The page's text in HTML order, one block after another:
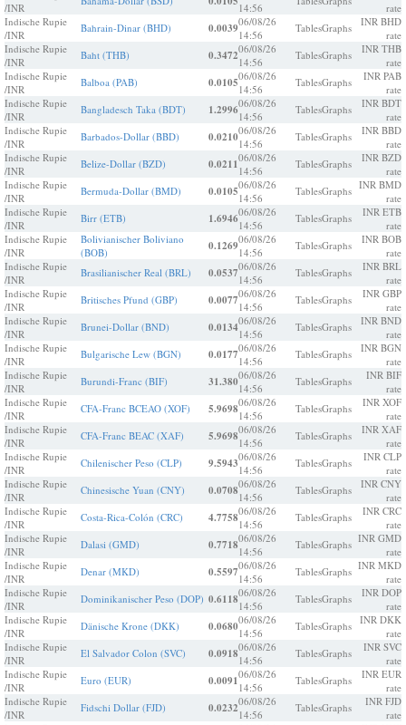
/INR
14:56
rate
Indische Rupie
/INR
Bahrain-Dinar (BHD) 0.003906/08/26
14:56
TablesGraphs
INR BHD
rate
Indische Rupie
/INR
Baht (THB) 0.347206/08/26
14:56
TablesGraphs
INR THB
rate
Indische Rupie
/INR
Balboa (PAB) 0.010506/08/26
14:56
TablesGraphs
INR PAB
rate
Indische Rupie
/INR
Bangladesch Taka (BDT) 1.299606/08/26
14:56
TablesGraphs
INR BDT
rate
Indische Rupie
/INR
Barbados-Dollar (BBD) 0.021006/08/26
14:56
TablesGraphs
INR BBD
rate
Indische Rupie
/INR
Belize-Dollar (BZD) 0.021106/08/26
14:56
TablesGraphs
INR BZD
rate
Indische Rupie
/INR
Bermuda-Dollar (BMD) 0.010506/08/26
14:56
TablesGraphs INR BMD
rate
Indische Rupie
/INR
Birr (ETB) 1.694606/08/26
14:56
TablesGraphs
INR ETB
rate
Indische Rupie
/INR
Bolivianischer Boliviano
(BOB)
0.126906/08/26
14:56
TablesGraphs
INR BOB
rate
Indische Rupie
/INR
Brasilianischer Real (BRL) 0.053706/08/26
14:56
TablesGraphs
INR BRL
rate
Indische Rupie
/INR
Britisches Pfund (GBP) 0.007706/08/26
14:56
TablesGraphs
INR GBP
rate
Indische Rupie
/INR
Brunei-Dollar (BND) 0.013406/08/26
14:56
TablesGraphs
INR BND
rate
Indische Rupie
/INR
Bulgarische Lew (BGN) 0.017706/08/26
14:56
TablesGraphs
INR BGN
rate
Indische Rupie
/INR
Burundi-Franc (BIF) 31.38006/08/26
14:56
TablesGraphs
INR BIF
rate
Indische Rupie
/INR
CFA-Franc BCEAO (XOF) 5.969806/08/26
14:56
TablesGraphs
INR XOF
rate
Indische Rupie
/INR
CFA-Franc BEAC (XAF) 5.969806/08/26
14:56
TablesGraphs
INR XAF
rate
Indische Rupie
/INR
Chilenischer Peso (CLP) 9.594306/08/26
14:56
TablesGraphs
INR CLP
rate
Indische Rupie
/INR
Chinesische Yuan (CNY) 0.070806/08/26
14:56
TablesGraphs
INR CNY
rate
Indische Rupie
/INR
Costa-Rica-Colón (CRC) 4.775806/08/26
14:56
TablesGraphs
INR CRC
rate
Indische Rupie
/INR
Dalasi (GMD) 0.771806/08/26
14:56
TablesGraphs INR GMD
rate
Indische Rupie
/INR
Denar (MKD) 0.559706/08/26
14:56
TablesGraphs INR MKD
rate
Indische Rupie
/INR
Dominikanischer Peso (DOP) 0.611806/08/26
14:56
TablesGraphs
INR DOP
rate
Indische Rupie
/INR
Dänische Krone (DKK) 0.068006/08/26
14:56
TablesGraphs INR DKK
rate
Indische Rupie
/INR
El Salvador Colon (SVC) 0.091806/08/26
14:56
TablesGraphs
INR SVC
rate
Indische Rupie
/INR
Euro (EUR) 0.009106/08/26
14:56
TablesGraphs
INR EUR
rate
Indische Rupie
/INR
Fidschi Dollar (FJD) 0.023206/08/26
14:56
TablesGraphs
INR FJD
rate